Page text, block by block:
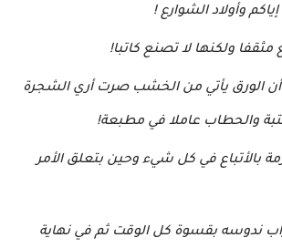
وأولاد الشوارع !
مثقفا ولكنها لا تصنع كاتبا!
الورق يأتي من الخشب صرت أري الشجرة
والحطاب عاملا في مطبعة!
بالأتباع في كل شيء وحين بتعلق الأمر
ندوسه بقسوة كل الوقت ثم في نهاية